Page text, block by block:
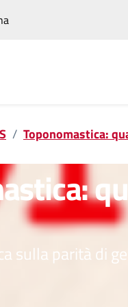
Toponomastica:
sulla parità di